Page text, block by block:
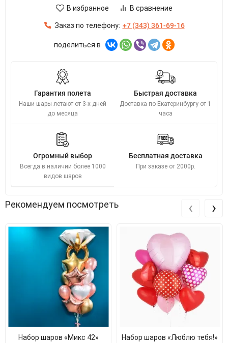
В избранное В сравнение
Заказ по телефону: +7 (343) 361-69-16
поделиться в
Гарантия полета
Наши шары летают от 3-х дней
до месяца
Быстрая доставка
Доставка по Екатеринбургу от 1
часа
Огромный выбор
Всегда в наличии более 1000
видов шаров
Бесплатная доставка
При заказе от 2000р.
Рекомендуем посмотреть
Набор шаров «Микс 42» Набор шаров «Люблю тебя!»
‹ ›